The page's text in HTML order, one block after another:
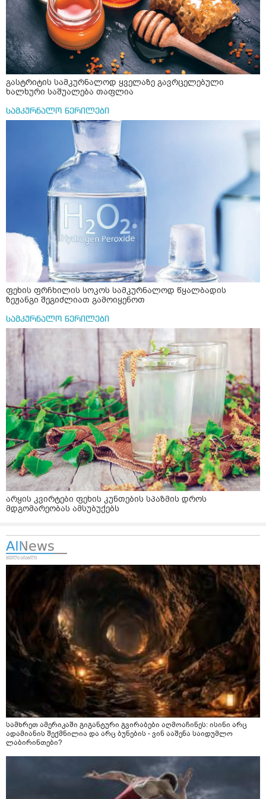
გასტრიტის სამკურნალოდ ყველაზე გავრცელებული
ხალხური საშუალება თაფლია
სამკურნალო წერილები
ფეხის ფრჩხილის სოკოს სამკურნალოდ წყალბადის
ზეჟანგი შეგიძლიათ გამოიყენოთ
სამკურნალო წერილები
არყის კვირტები ფეხის კუნთების სპაზმის დროს
მდგომარეობას ამსუბუქებს
სამხრეთ ამერიკაში გიგანტური გვირაბები აღმოაჩინეს: ისინი არც
ადამიანის შექმნილია და არც ბუნების - ვინ ააშენა საიდუმლო
ლაბირინთები?